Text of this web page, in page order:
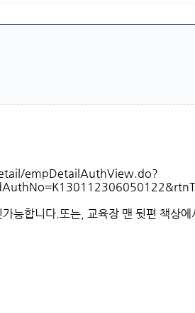
empDetailAuthView.do?
능합니다.또는, 교육장 맨 뒷편 책상